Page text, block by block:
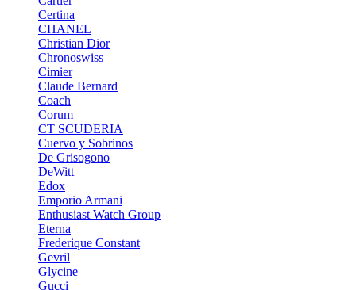
Certina
CHANEL
Christian Dior
Chronoswiss
Cimier
Claude Bernard
Coach
Corum
CT SCUDERIA
Cuervo y Sobrinos
De Grisogono
DeWitt
Edox
Emporio Armani
Enthusiast Watch Group
Eterna
Frederique Constant
Gevril
Glycine
Gucci